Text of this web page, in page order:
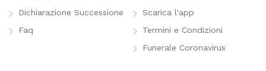
Dichiarazione Successione
Faq
Scarica l'app
Termini e Condizioni
Funerale Coronavirus